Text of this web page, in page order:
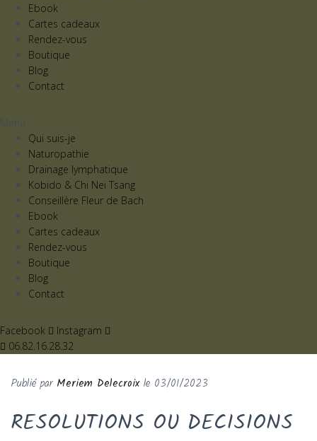
Ebook
Cartes cadeaux
Rendez-vous
Boutique
Blog
Contact
Menu
Qui suis-je
Naturopathie
Drainage lymphatique
Kobido & Chi Nei Tsang
Conseillère Fleur de Bach
Ebook
Cartes cadeaux
Rendez-vous
Boutique
Blog
Contact
Facebook
Instagram
06.82.16.28.32
Publié par le 03/01/2023
RESOLUTIONS OU DECISIONS